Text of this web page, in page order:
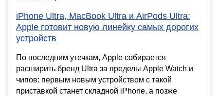
iPhone Ultra, MacBook Ultra и AirPods Ultra:
Apple готовит новую линейку самых дорогих
устройств
По последним утечкам, Apple собирается
расширить бренд Ultra за пределы Apple Watch и
чипов: первым новым устройством с такой
приставкой станет складной iPhone, а позже